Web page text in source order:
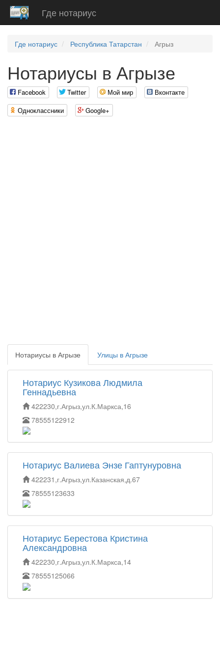
Где нотариус
Где нотариус Республика Татарстан Агрыз
Нотариусы в Агрызе
Facebook Twitter Мой мир
Вконтакте
Одноклассники
Google+
Нотариусы в Агрызе Улицы в Агрызе
Нотариус Кузикова Людмила
Геннадьевна
422230,г.Агрыз,ул.К.Маркса,16
78555122912
Нотариус Валиева Энзе Гаптунуровна
422231,г.Агрыз,ул.Казанская,д.67
78555123633
Нотариус Берестова Кристина
Александровна
422230,г.Агрыз,ул.К.Маркса,14
78555125066